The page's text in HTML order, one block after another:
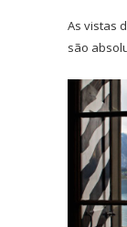
As vistas
são